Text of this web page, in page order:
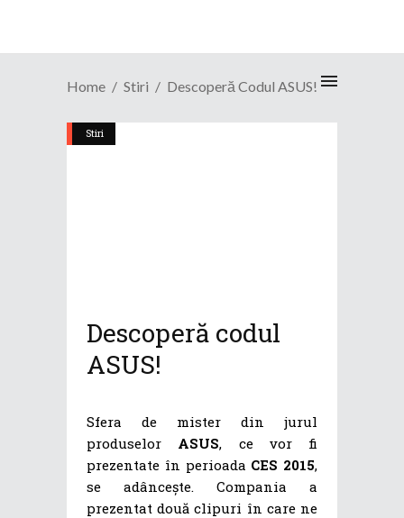
Home Stiri Descoperă Codul ASUS!
Stiri
Descoperă codul
ASUS!
Sfera de mister din jurul
produselor ASUS, ce vor fi
prezentate în perioada CES 2015,
se adâncește. Compania a
prezentat două clipuri în care ne